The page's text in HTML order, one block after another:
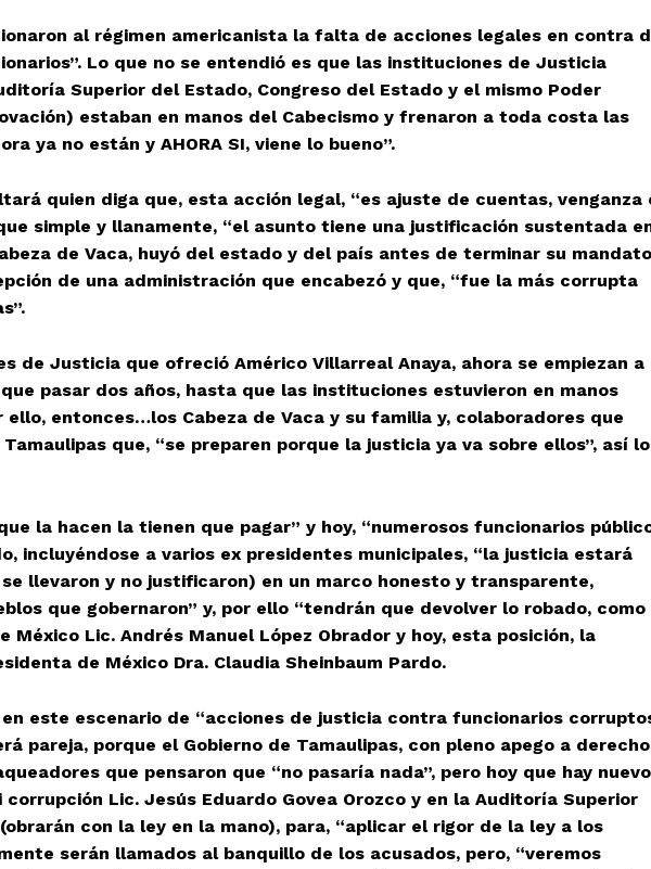
al régimen americanista la falta de acciones legales en contra
Lo que no se entendió es que las instituciones de Justicia
Superior del Estado, Congreso del Estado y el mismo Poder
estaban en manos del Cabecismo y frenaron a toda costa las
ya no están y AHORA SI, viene lo bueno”.
quien diga que, esta acción legal, “es ajuste de cuentas, venganza
simple y llanamente, “el asunto tiene una justificación sustentada
de Vaca, huyó del estado y del país antes de terminar su mandato
de una administración que encabezó y que, “fue la más corrupta
de Justicia que ofreció Américo Villarreal Anaya, ahora se empiezan a
pasar dos años, hasta que las instituciones estuvieron en manos
ello, entonces…los Cabeza de Vaca y su familia y, colaboradores que
que, “se preparen porque la justicia ya va sobre ellos”, así lo
la hacen la tienen que pagar” y hoy, “numerosos funcionarios
incluyéndose a varios ex presidentes municipales, “la justicia estará
llevaron y no justificaron) en un marco honesto y transparente,
que gobernaron” y, por ello “tendrán que devolver lo robado, como
México Lic. Andrés Manuel López Obrador y hoy, esta posición, la
de México Dra. Claudia Sheinbaum Pardo.
en este escenario de “acciones de justicia contra funcionarios
pareja, porque el Gobierno de Tamaulipas, con pleno apego a
que pensaron que “no pasaría nada”, pero hoy que hay
Lic. Jesús Eduardo Govea Orozco y en la Auditoría Superior
con la ley en la mano), para, “aplicar el rigor de la ley a los
serán llamados al banquillo de los acusados, pero, “veremos